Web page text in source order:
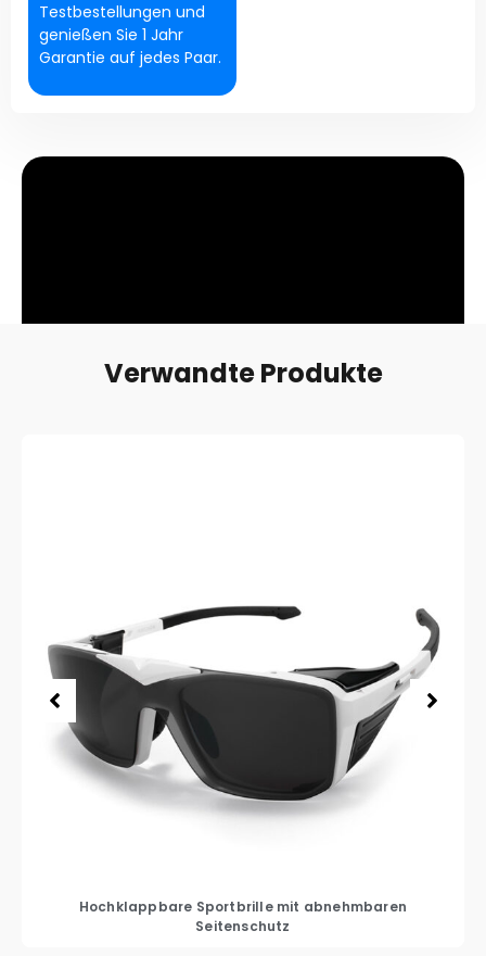
Testbestellungen und
genießen Sie 1 Jahr
Garantie auf jedes Paar.
Verwandte Produkte
Hochklappbare Sportbrille mit abnehmbaren
Seitenschutz